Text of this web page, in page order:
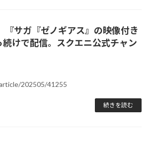
『サガ『ゼノギアス』の映像付き
けで配信。スクエニ公式チャン
202505/41255
続きを読む